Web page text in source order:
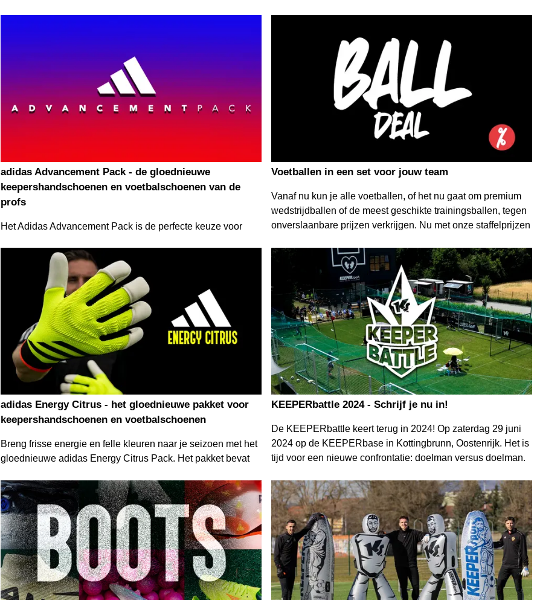
ontdek hoe ze jouw spel naar een hoger niveau kunnen
Torwarthandschuhen bis Statistiken!
adidas Advancement Pack - de gloednieuwe
keepershandschoenen en voetbalschoenen van de
profs
Het Adidas Advancement Pack is de perfecte keuze voor
topprestaties voor zowel professionals als ambitieuze
sporters. Tijdens het Europees Kampioenschap in Duitsland
zullen de profs schitteren in dit geweldige nieuwe
kleurontwerp.
Voetballen in een set voor jouw team
Vanaf nu kun je alle voetballen, of het nu gaat om premium
wedstrijdballen of de meest geschikte trainingsballen, tegen
onverslaanbare prijzen verkrijgen. Nu met onze staffelprijzen
adidas Energy Citrus - het gloednieuwe pakket voor
keepershandschoenen en voetbalschoenen
Breng frisse energie en felle kleuren naar je seizoen met het
gloednieuwe adidas Energy Citrus Pack. Het pakket bevat
bijpassende voetbalschoenen van de Silos Predator, Copa &
X - perfect gemaakt voor optimale prestaties en de
gebruikelijke iconische stijl.
KEEPERbattle 2024 - Schrijf je nu in!
De KEEPERbattle keert terug in 2024! Op zaterdag 29 juni
2024 op de KEEPERbase in Kottingbrunn, Oostenrijk. Het is
tijd voor een nieuwe confrontatie: doelman versus doelman.